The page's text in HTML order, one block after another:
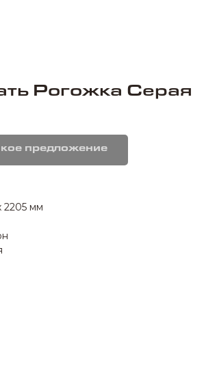
Рогожка Серая
предложение
2205 мм